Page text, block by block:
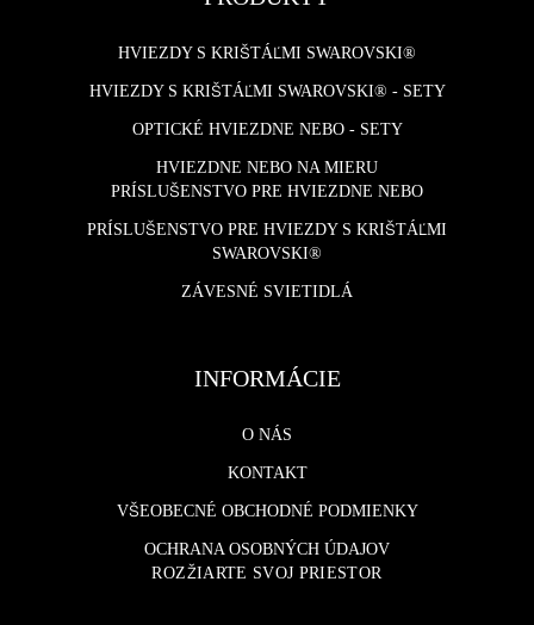
HVIEZDY S KRIŠTÁĽMI SWAROVSKI®
HVIEZDY S KRIŠTÁĽMI SWAROVSKI® - SETY
OPTICKÉ HVIEZDNE NEBO - SETY
HVIEZDNE NEBO NA MIERU
PRÍSLUŠENSTVO PRE HVIEZDNE NEBO
PRÍSLUŠENSTVO PRE HVIEZDY S KRIŠTÁĽMI
SWAROVSKI®
ZÁVESNÉ SVIETIDLÁ
INFORMÁCIE
O NÁS
KONTAKT
VŠEOBECNÉ OBCHODNÉ PODMIENKY
OCHRANA OSOBNÝCH ÚDAJOV
ROZŽIARTE SVOJ PRIESTOR